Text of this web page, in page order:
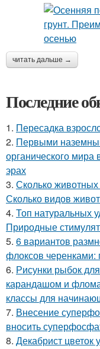
читать дальше →
Последние
1. Пересадка
2. Первыми
органического мира
эрах
3. Сколько
Сколько видов
4. Топ натуральных
Природные
5. 6 вариантов
флоксов черенками:
6. Рисунки рыбок
карандашом и
классы для
7. Внесение
вносить
8. Декабрист